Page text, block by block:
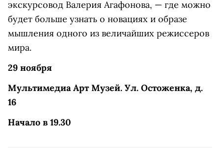
экскурсовод Валерия Агафонова, — где можно
будет больше узнать о новациях и образе
мышления одного из величайших режиссеров
мира.
29 ноября
Мультимедиа Арт Музей. Ул. Остоженка, д.
16
Начало в 19.30